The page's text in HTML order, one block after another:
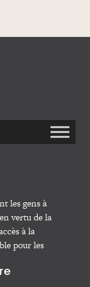
les gens à
vertu de la
à la
pour les